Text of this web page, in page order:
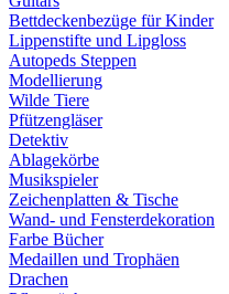
Bettdeckenbezüge für Kinder
Lippenstifte und Lipgloss
Autopeds Steppen
Modellierung
Wilde Tiere
Pfützengläser
Detektiv
Ablagekörbe
Musikspieler
Zeichenplatten & Tische
Wand- und Fensterdekoration
Farbe Bücher
Medaillen und Trophäen
Drachen